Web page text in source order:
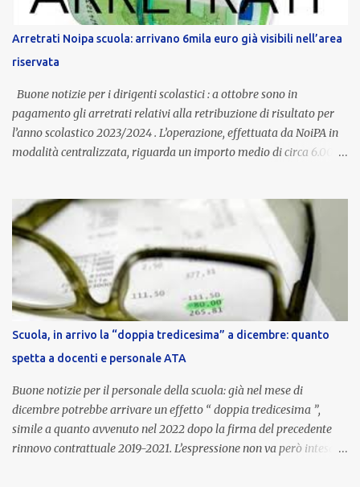
Provincia autonoma di Bolzano, che integra in maniera stabile lo
stipendio nazionale grazie alle prerogative garantite
dall’autonomia locale. Non è un bonus temporaneo né un
compenso accessorio, ma una voce strutturale di retribuzione,
aggiornata periodicamente in base al cost...
Arretrati Noipa scuola: arrivano 6mila euro già visibili nell’area
riservata
Buone notizie per i dirigenti scolastici : a ottobre sono in
pagamento gli arretrati relativi alla retribuzione di risultato per
l’anno scolastico 2023/2024 . L’operazione, effettuata da NoiPA in
modalità centralizzata, riguarda un importo medio di circa 6.000
ordinaria di ottobre . Cos’è la retribuzione di risultato La
retribuzione di risultato rappresenta la parte variabile dello
stipendio dei dirigenti scolastici. Viene corrisposta per valorizzare
la qualità dell’attività svolta, la gestione delle risorse e il
raggiungimento degli obiettivi fissati dal Ministero dell’Istruzione
e del Merito (MIM) . Per l’anno scolastico 2023/2024, il MIM ha
completato la procedura di valutazione e trasmesso i dati a NoiPA,
che ha poi disposto la liquidazione automatica in busta paga . Gli
importi e le trattenute L’importo medio lordo riconosciuto è di 6....
Scuola, in arrivo la “doppia tredicesima” a dicembre: quanto
spetta a docenti e personale ATA
Buone notizie per il personale della scuola: già nel mese di
dicembre potrebbe arrivare un effetto “ doppia tredicesima ”,
simile a quanto avvenuto nel 2022 dopo la firma del precedente
rinnovo contrattuale 2019-2021. L’espressione non va però intesa in